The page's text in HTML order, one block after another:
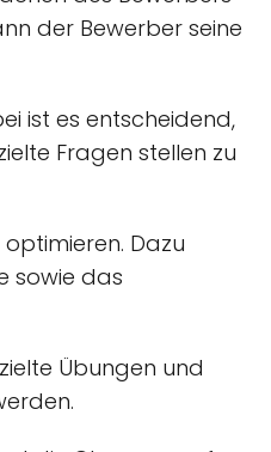
der Bewerber seine
ist es entscheidend,
Fragen stellen zu
Dazu
sowie das
Übungen und